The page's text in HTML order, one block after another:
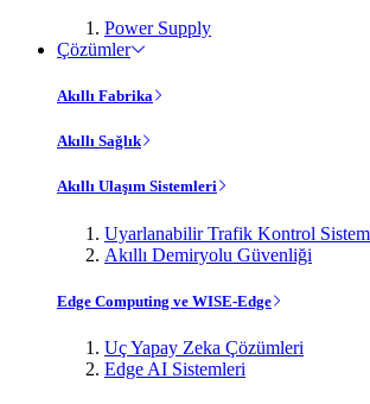
Power Supply
Çözümler
Akıllı Fabrika
Akıllı Sağlık
Akıllı Ulaşım Sistemleri
Uyarlanabilir Trafik Kontrol
Akıllı Demiryolu Güvenliği
Edge Computing ve WISE-Edge
Uç Yapay Zeka Çözümleri
Edge AI Sistemleri